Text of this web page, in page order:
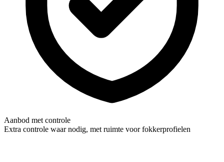
Aanbod met controle
Extra controle waar nodig, met ruimte voor fokkerprofielen